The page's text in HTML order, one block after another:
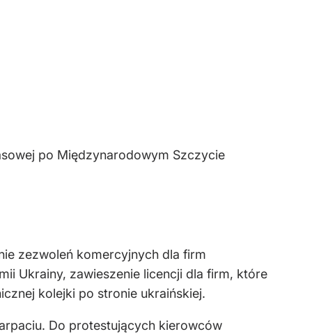
po Międzynarodowym Szczycie
zezwoleń komercyjnych dla firm
Ukrainy, zawieszenie licencji dla firm, które
kolejki po stronie ukraińskiej.
Do protestujących kierowców